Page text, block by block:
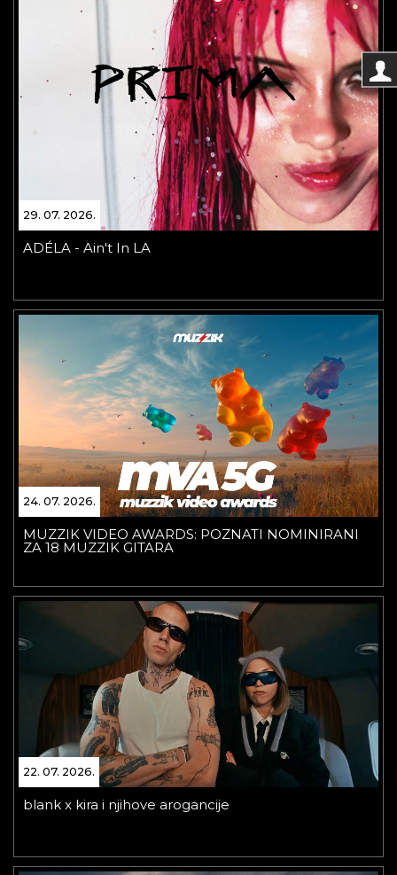
29. 07. 2026.
ADÉLA - Ain't In LA
24. 07. 2026.
MUZZIK VIDEO AWARDS: POZNATI NOMINIRANI
ZA 18 MUZZIK GITARA
22. 07. 2026.
blank x kira i njihove arogancije